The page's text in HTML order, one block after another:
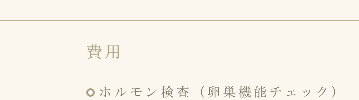
費用
ホルモン検査（卵巣機能チェック）